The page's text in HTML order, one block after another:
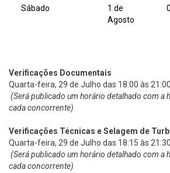
Sábado
1 de
Agosto
Verificações Documentais
Quarta-feira, 29 de Julho das 18:00 às
(Será publicado um horário detalhado com a
cada concorrente)
Verificações Técnicas e Selagem de
Quarta-feira, 29 de Julho das 18:15 às
(Será publicado um horário detalhado com a
cada concorrente)